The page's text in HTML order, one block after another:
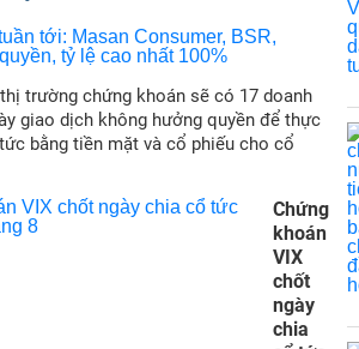
trường chứng khoán sẽ có 17 doanh
giao dịch không hưởng quyền để thực
bằng tiền mặt và cổ phiếu cho cổ
Chứng
khoán
VIX
chốt
ngày
chia